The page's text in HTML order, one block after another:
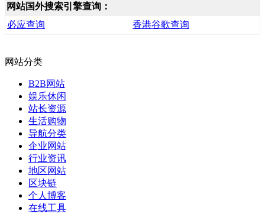
网站国外搜索引擎查询：
必应查询
香港谷歌查询
网站分类
B2B网站
娱乐休闲
站长资源
生活购物
导航分类
企业网站
行业资讯
地区网站
区块链
个人博客
在线工具